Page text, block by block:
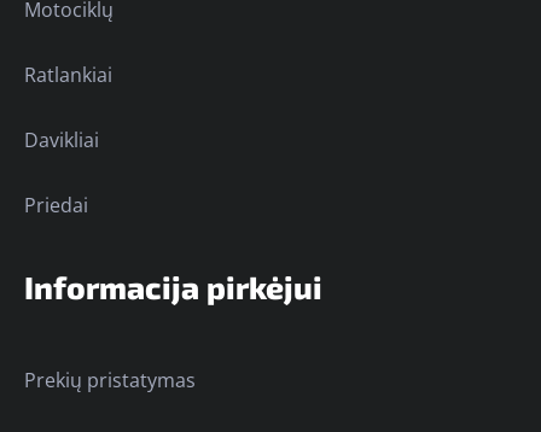
Motociklų
Ratlankiai
Davikliai
Priedai
Informacija pirkėjui
Prekių pristatymas